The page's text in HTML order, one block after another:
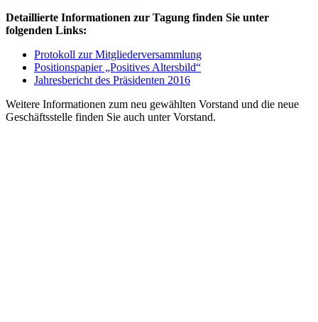
Detaillierte Informationen zur Tagung finden Sie unter
folgenden Links:
Protokoll zur Mitgliederversammlung
Positionspapier „Positives Altersbild“
Jahresbericht des Präsidenten 2016
Weitere Informationen zum neu gewählten Vorstand und die neue
Geschäftsstelle finden Sie auch unter Vorstand.